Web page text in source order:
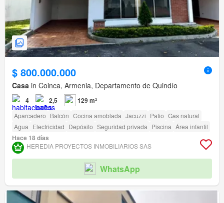
$ 800.000.000
Casa in Coinca, Armenia, Departamento de Quindío
4 2,5 129 m²
Aparcadero Balcón Cocina amoblada Jacuzzi Patio Gas natural
Agua Electricidad Depósito Seguridad privada Piscina Área infantil
Hace 18 días
HEREDIA PROYECTOS INMOBILIARIOS SAS
WhatsApp